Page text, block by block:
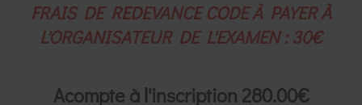
FRAIS DE REDEVANCE CODE À PAYER À
L'ORGANISATEUR DE L'EXAMEN : 30€
Acompte à l'inscription 280.00€